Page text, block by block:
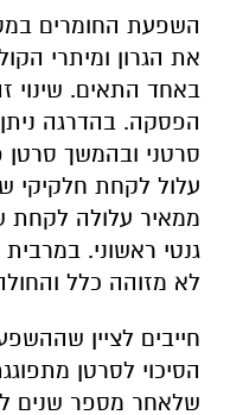
השפעת החומרים
את הגרון ומיתרי
באחד התאים. שינוי
הפסקה. בהדרגה
סרטני ובהמשך סרטן
עלול לקחת חלקיקי
ממאיר עלולה לקחת
גנטי ראשוני.
לא מזוהה כלל
חייבים לציין
הסיכוי לסרטן
שלאחר מספר שנים